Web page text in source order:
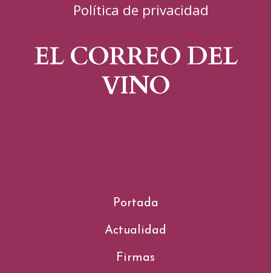
Política de privacidad
EL CORREO DEL
VINO
Portada
Actualidad
Firmas